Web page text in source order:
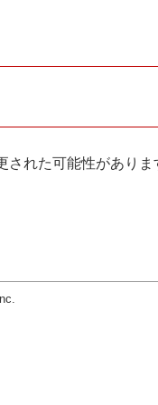
された可能性がありま